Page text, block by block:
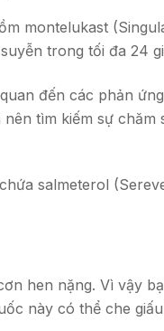
montelukast
trong tối đa 24
đến các phản
tìm kiếm sự chăm
salmeterol
hen nặng. Vì vậy
này có thể che